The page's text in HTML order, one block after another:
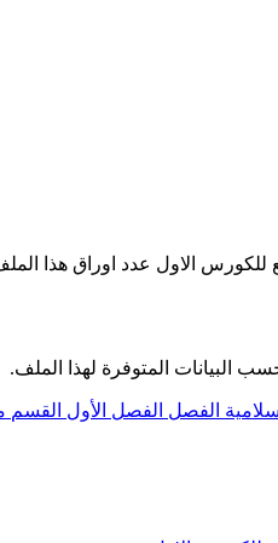
الاول عدد اوراق هذا الملف
البيانات المتوفرة لهذا الملف.
الفصل الفصل الأول القسم